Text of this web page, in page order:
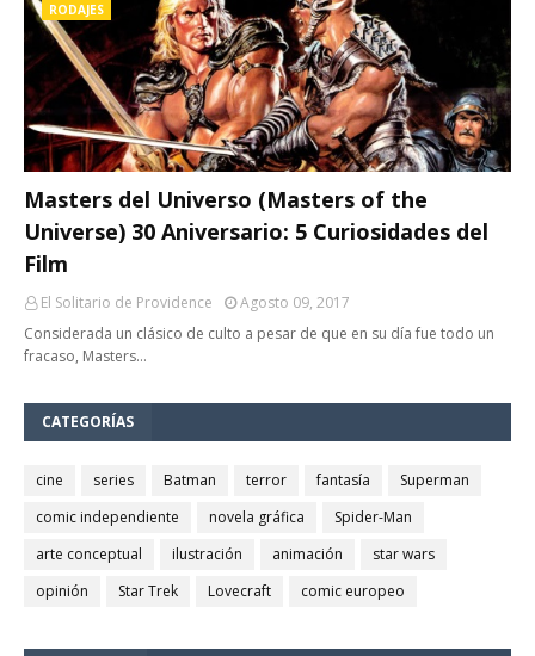
RODAJES
Masters del Universo (Masters of the
Universe) 30 Aniversario: 5 Curiosidades del
Film
El Solitario de Providence
Agosto 09, 2017
Considerada un clásico de culto a pesar de que en su día fue todo un
fracaso, Masters…
CATEGORÍAS
cine series Batman terror fantasía
Superman
comic independiente
novela gráfica
Spider-Man
arte conceptual
ilustración animación
star wars
opinión
Star Trek Lovecraft comic europeo